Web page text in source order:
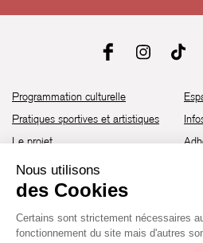
Programmation culturelle
Pratiques sportives et artistiques
Le projet
Brochure de saison 25-26
Découvrir les espaces
Devenir partenaire